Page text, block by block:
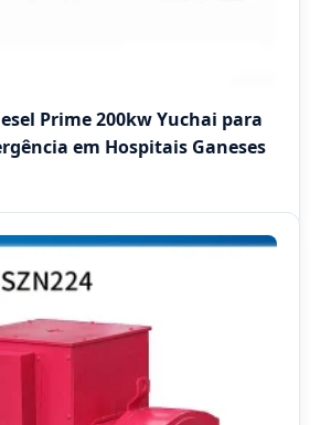
Prime 200kw Yuchai para
em Hospitais Ganeses